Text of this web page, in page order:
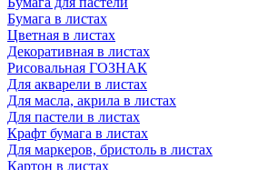
Бумага в листах
Цветная в листах
Декоративная в листах
Рисовальная ГОЗНАК
Для акварели в листах
Для масла, акрила в листах
Для пастели в листах
Крафт бумага в листах
Для маркеров, бристоль в листах
Картон в листах